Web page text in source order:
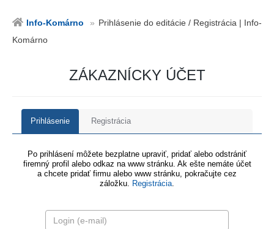
Info-Komárno
Prihlásenie do editácie / Registrácia | Info-
Komárno
ZÁKAZNÍCKY ÚČET
Prihlásenie Registrácia
Po prihlásení môžete bezplatne upraviť, pridať alebo odstrániť
firemný profil alebo odkaz na www stránku. Ak ešte nemáte účet
a chcete pridať firmu alebo www stránku, pokračujte cez
záložku. Registrácia.